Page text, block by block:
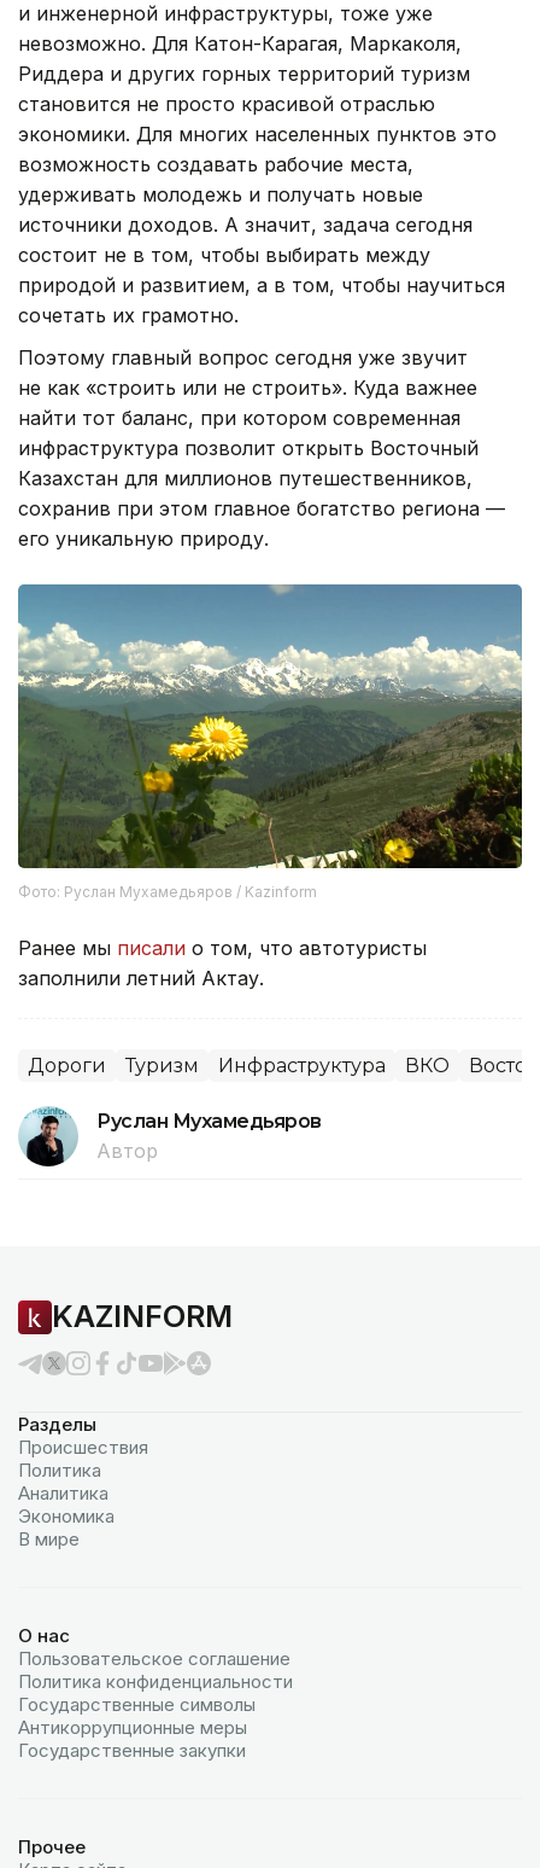
и инженерной инфраструктуры, тоже уже
невозможно. Для Катон-Карагая, Маркаколя,
Риддера и других горных территорий туризм
становится не просто красивой отраслью
экономики. Для многих населенных пунктов это
возможность создавать рабочие места,
удерживать молодежь и получать новые
источники доходов. А значит, задача сегодня
состоит не в том, чтобы выбирать между
природой и развитием, а в том, чтобы научиться
сочетать их грамотно.
Поэтому главный вопрос сегодня уже звучит
не как «строить или не строить». Куда важнее
найти тот баланс, при котором современная
инфраструктура позволит открыть Восточный
Казахстан для миллионов путешественников,
сохранив при этом главное богатство региона —
его уникальную природу.
Фото: Руслан Мухамедьяров / Kazinform
Ранее мы писали о том, что автотуристы
заполнили летний Актау.
Дороги Туризм Инфраструктура ВКО
Руслан Мухамедьяров
Автор
KAZINFORM
Разделы
Происшествия
Политика
Аналитика
Экономика
В мире
О нас
Пользовательское соглашение
Политика конфиденциальности
Государственные символы
Антикоррупционные меры
Государственные закупки
Прочее